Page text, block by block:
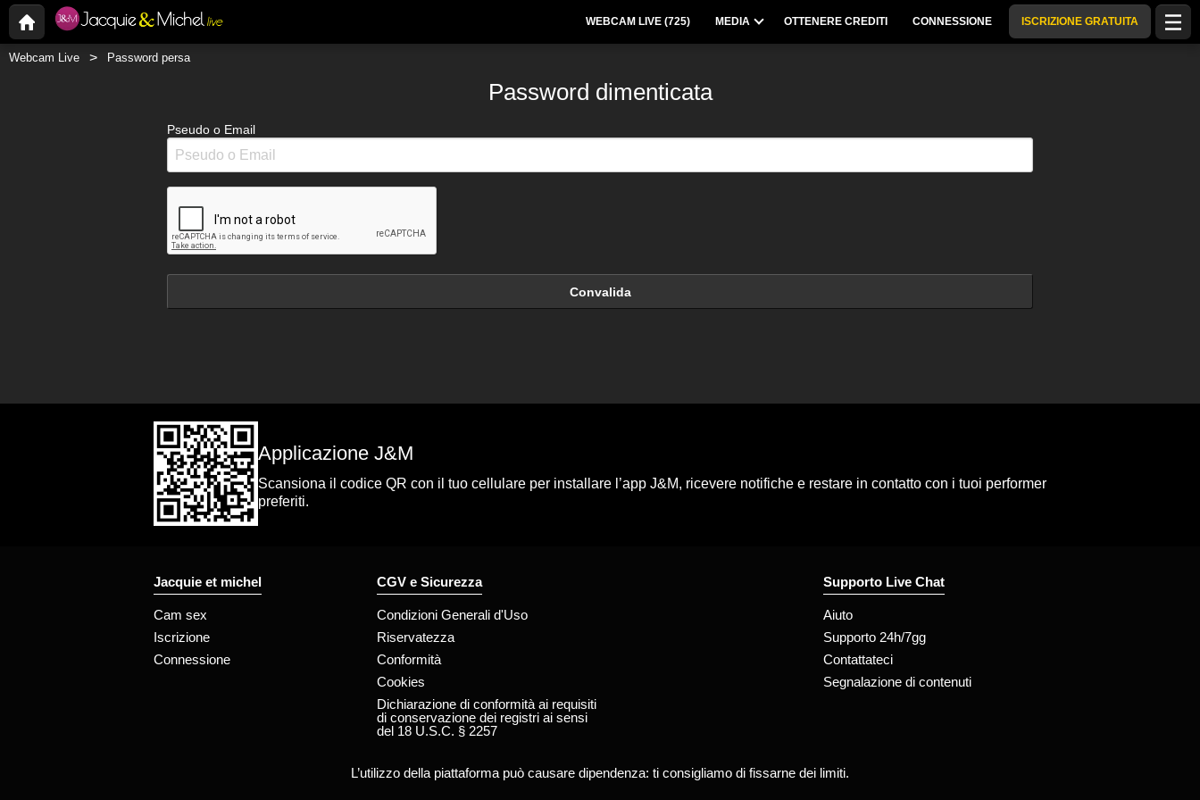
WEBCAM LIVE (725) MEDIA OTTENERE CREDITI CONNESSIONE ISCRIZIONE GRATUITA
Webcam Live Password persa
Password dimenticata
Pseudo o Email
Convalida
Applicazione J&M
Scansiona il codice QR con il tuo cellulare per installare l’app J&M, ricevere notifiche e restare in contatto con i tuoi performer
preferiti.
Jacquie et michel
Cam sex
Iscrizione
Connessione
CGV e Sicurezza
Condizioni Generali d'Uso
Riservatezza
Conformità
Cookies
Dichiarazione di conformità ai requisiti
di conservazione dei registri ai sensi
del 18 U.S.C. § 2257
Supporto Live Chat
Aiuto
Supporto 24h/7gg
Contattateci
Segnalazione di contenuti
L’utilizzo della piattaforma può causare dipendenza: ti consigliamo di fissarne dei limiti.